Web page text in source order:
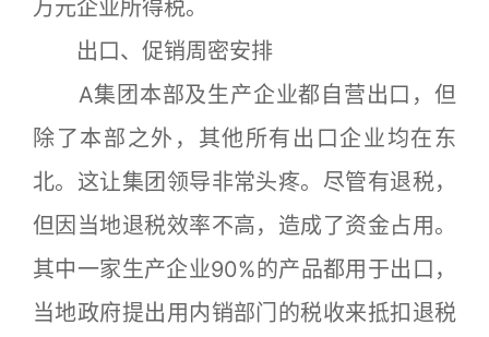
万元企业所得税。
出口、促销周密安排
A集团本部及生产企业都自营出口，但
除了本部之外，其他所有出口企业均在东
北。这让集团领导非常头疼。尽管有退税，
但因当地退税效率不高，造成了资金占用。
其中一家生产企业90%的产品都用于出口，
当地政府提出用内销部门的税收来抵扣退税